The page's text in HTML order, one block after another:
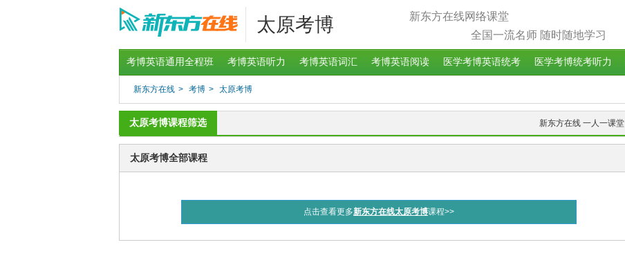
太原考博
新东方在线网络课堂
全国一流名师 随时随地学习
考博英语通用全程班 考博英语听力 考博英语词汇 考博英语阅读 医学考博英语统考 医学考博统考听力
新东方在线 > 考博 > 太原考博
太原考博课程筛选 新东方在线 一人一课堂
太原考博全部课程
点击查看更多新东方在线太原考博课程>>